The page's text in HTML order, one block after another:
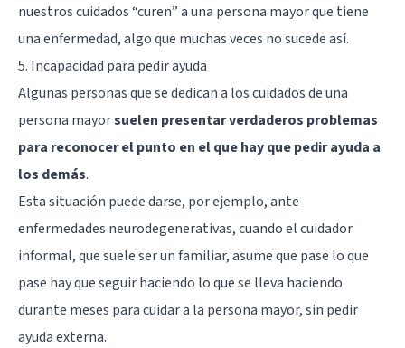
nuestros cuidados “curen” a una persona mayor que tiene
una enfermedad, algo que muchas veces no sucede así.
5. Incapacidad para pedir ayuda
Algunas personas que se dedican a los cuidados de una
persona mayorsuelen presentar verdaderos problemas
para reconocer el punto en el que hay que pedir ayuda a
los demás.
Esta situación puede darse, por ejemplo, ante
enfermedades neurodegenerativas, cuando el cuidador
informal, que suele ser un familiar, asume que pase lo que
pase hay que seguir haciendo lo que se lleva haciendo
durante meses para cuidar a la persona mayor, sin pedir
ayuda externa.